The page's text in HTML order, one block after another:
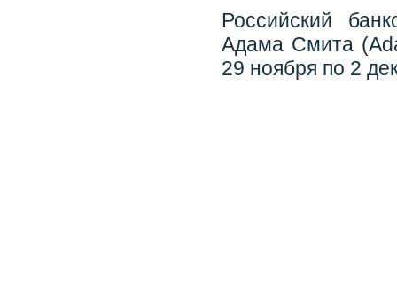
Российский
Адама Смита
29 ноября по 2